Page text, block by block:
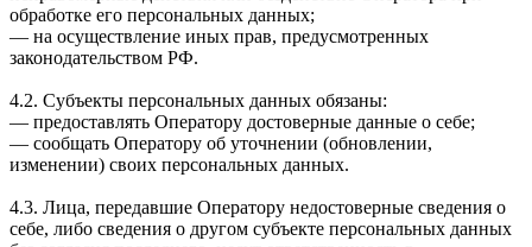
обработке его персональных данных;
— на осуществление иных прав, предусмотренных
законодательством РФ.
4.2. Субъекты персональных данных обязаны:
— предоставлять Оператору достоверные данные о себе;
— сообщать Оператору об уточнении (обновлении,
изменении) своих персональных данных.
4.3. Лица, передавшие Оператору недостоверные сведения о
себе, либо сведения о другом субъекте персональных данных